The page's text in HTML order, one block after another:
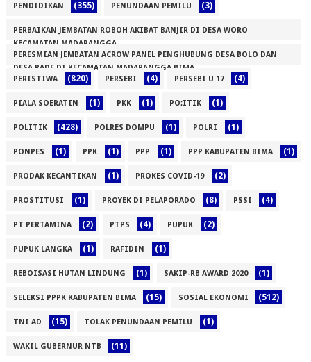
PENDIDIKAN (355) PENUNDAAN PEMILU (3)
PERBAIKAN JEMBATAN ROBOH AKIBAT BANJIR DI DESA WORO
KECAMATAN MADAPANGGA
(1)PERESMIAN JEMBATAN ACROW PANEL PENGHUBUNG DESA BOLO DAN
DESA RADE DI KECAMATAN MADAPANGGA BIMA
(1)PERISTIWA (820) PERSEBI (4) PERSEBI U 17 (4)
PIALA SOERATIN (1) PKK (1) PO;ITIK (1)
POLITIK (428) POLRES DOMPU (1) POLRI (1)
PONPES (1) PPK (1) PPP (1) PPP KABUPATEN BIMA (1)
PRODAK KECANTIKAN (1) PROKES COVID-19 (2)
PROSTITUSI (1) PROYEK DI PELAPORADO (8) PSSI (4)
PT PERTAMINA (2) PTPS (4) PUPUK (2)
PUPUK LANGKA (1) RAFIDIN (1)
REBOISASI HUTAN LINDUNG (1) SAKIP-RB AWARD 2020 (1)
SELEKSI PPPK KABUPATEN BIMA (15) SOSIAL EKONOMI (512)
TNI AD (15) TOLAK PENUNDAAN PEMILU (1)
WAKIL GUBERNUR NTB (11)